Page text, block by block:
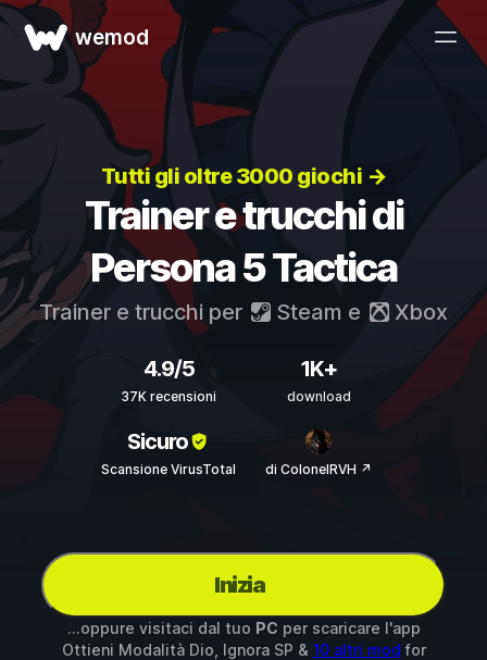
wemod
Tutti gli oltre 3000 giochi →
Trainer e trucchi di
Persona 5 Tactica
Trainer e trucchi per Steam e Xbox
4.9/5
37K recensioni
1K+
download
Sicuro
Scansione VirusTotal di ColonelRVH ↗
Inizia
...oppure visitaci dal tuo PC per scaricare l'app
Ottieni Modalità Dio, Ignora SP & 10 altri mod for